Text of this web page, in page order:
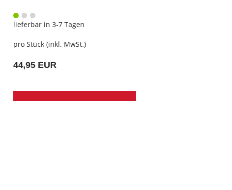
lieferbar in 3-7 Tagen
pro Stück (inkl. MwSt.)
44,95 EUR